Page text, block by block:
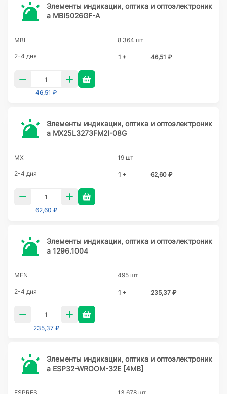
Элементы индикации, оптика и оптоэлектроник
а MBI5026GF-A
MBI 8 364 шт
2-4 дня 1 + 46,51 ₽
46,51 ₽
Элементы индикации, оптика и оптоэлектроник
а MX25L3273FM2I-08G
MX 19 шт
2-4 дня 1 + 62,60 ₽
62,60 ₽
Элементы индикации, оптика и оптоэлектроник
а 1296.1004
MEN 495 шт
2-4 дня 1 + 235,37 ₽
235,37 ₽
Элементы индикации, оптика и оптоэлектроник
а ESP32-WROOM-32E [4MB]